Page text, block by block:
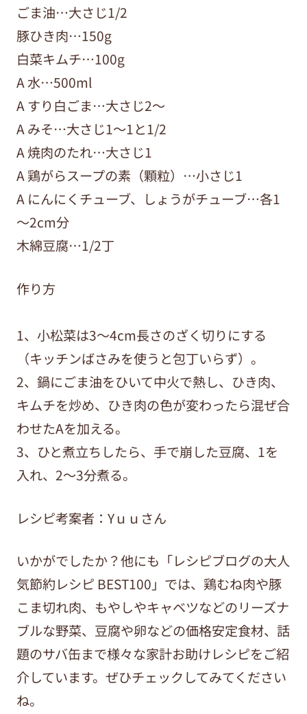
ごま油…大さじ1/2
豚ひき肉…150g
白菜キムチ…100g
A 水…500ml
A すり白ごま…大さじ2～
A みそ…大さじ1～1と1/2
A 焼肉のたれ…大さじ1
A 鶏がらスープの素（顆粒）…小さじ1
A にんにくチューブ、しょうがチューブ…各1
～2cm分
木綿豆腐…1/2丁
作り方
1、小松菜は3～4cm長さのざく切りにする
（キッチンばさみを使うと包丁いらず）。
2、鍋にごま油をひいて中火で熱し、ひき肉、
キムチを炒め、ひき肉の色が変わったら混ぜ合
わせたAを加える。
3、ひと煮立ちしたら、手で崩した豆腐、1を
入れ、2～3分煮る。
レシピ考案者：Yｕｕさん
いかがでしたか？他にも「レシピブログの大人
気節約レシピ BEST100」では、鶏むね肉や豚
こま切れ肉、もやしやキャベツなどのリーズナ
ブルな野菜、豆腐や卵などの価格安定食材、話
題のサバ缶まで様々な家計お助けレシピをご紹
介しています。ぜひチェックしてみてください
ね。